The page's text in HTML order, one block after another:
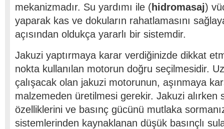
mekanizmadır. Su yardımı ile (hidromasaj)
yaparak kas ve dokuların rahatlamasını
açısından oldukça yararlı bir sistemdir.
Jakuzi yaptırmaya karar verdiğinizde dikkat
nokta kullanılan motorun doğru seçilmesidir.
çalışacak olan jakuzi motorunun, aşınmaya
malzemeden üretilmesi gerekir. Jakuzi alırken
özelliklerini ve basınç gücünü mutlaka
sistemlerinden kaynaklanan düşük basınçlı